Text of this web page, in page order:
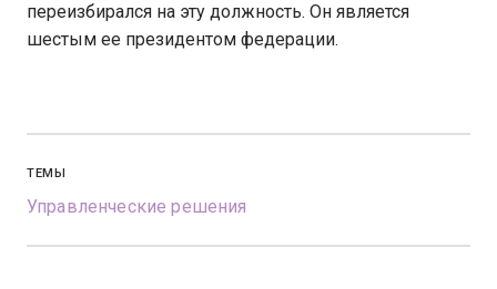
переизбирался на эту должность. Он является
шестым ее президентом федерации.
ТЕМЫ
Управленческие решения